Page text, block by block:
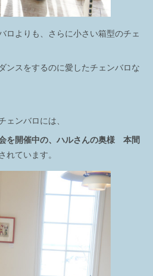
ロよりも、さらに小さい箱型のチェ
ンスをするのに愛したチェンバロな
ンバロには、
を開催中の、ハルさんの奥様 本間
れています。